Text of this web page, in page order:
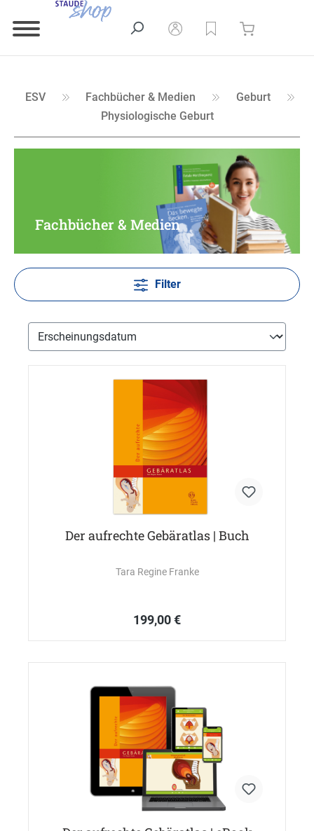
ESV Fachbücher & Medien
Geburt
Physiologische Geburt
Fachbücher & Medien
Filter
Der aufrechte Gebäratlas | Buch
Tara Regine Franke
199,00 €